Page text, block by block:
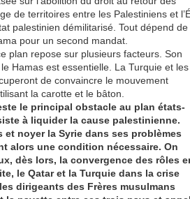
de territoires entre les Palestiniens et
palestinien démilitarisé. Tout dépend de
pour un second mandat.
plan repose sur plusieurs facteurs. Son
Hamas est essentielle. La Turquie et les
de convaincre le mouvement
la carotte et le bâton.
le principal obstacle au plan états-
à liquider la cause palestinienne.
et noyer la Syrie dans ses problèmes
alors une condition nécessaire. On
dès lors, la convergence des rôles
le Qatar et la Turquie dans la crise
dirigeants des Frères musulmans